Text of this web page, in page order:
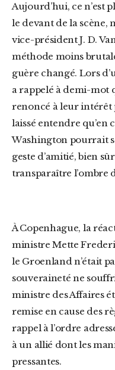
Aujourd’hui, ce n’est plus Donald Trump qui occupe
le devant de la scène,
vice-président J. D.
méthode moins
guère changé. Lors
a rappelé à demi-mot
renoncé à leur intérêt
laissé entendre qu’en
Washington pourrait
geste d’amitié, bien
transparaître l’ombre
À Copenhague, la réaction n’a pas tardé. La Première
ministre Mette
le Groenland n’était
souveraineté ne
ministre des Affaires
remise en cause des
rappel à l’ordre
à un allié dont les
pressantes.